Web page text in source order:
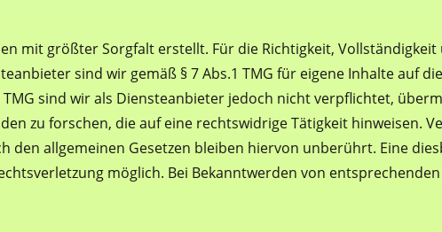
mit größter Sorgfalt erstellt. Für die Richtigkeit,
sind wir gemäß § 7 Abs.1 TMG für eigene Inhalte auf
TMG sind wir als Diensteanbieter jedoch nicht verpflichtet,
zu forschen, die auf eine rechtswidrige Tätigkeit hinweisen.
den allgemeinen Gesetzen bleiben hiervon unberührt. Eine
möglich. Bei Bekanntwerden von